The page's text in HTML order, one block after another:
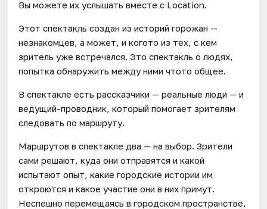
Вы можете их услышать вместе с Location.
Этот спектакль создан из историй горожан —
незнакомцев, а может, и когото из тех, с кем
зритель уже встречался. Это спектакль о людях,
попытка обнаружить между ними чтото общее.
В спектакле есть рассказчики — реальные люди — и
ведущий-проводник, который помогает зрителям
следовать по маршруту.
Маршрутов в спектакле два — на выбор. Зрители
сами решают, куда они отправятся и какой
испытают опыт, какие городские истории им
откроются и какое участие они в них примут.
Неспешно перемещаясь в городском пространстве,